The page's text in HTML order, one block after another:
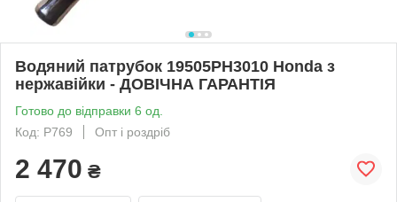
Водяний патрубок 19505PH3010 Honda з
нержавійки - ДОВІЧНА ГАРАНТІЯ
Готово до відправки 6 од.
Код: Р769
Опт і роздріб
2 470 ₴